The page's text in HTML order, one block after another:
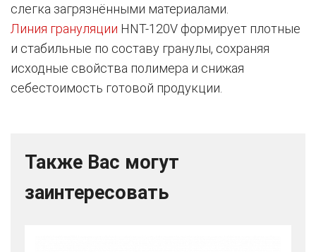
слегка загрязнёнными материалами.
Линия грануляции HNT-120V формирует плотные
и стабильные по составу гранулы, сохраняя
исходные свойства полимера и снижая
себестоимость готовой продукции.
Также Вас могут
заинтересовать